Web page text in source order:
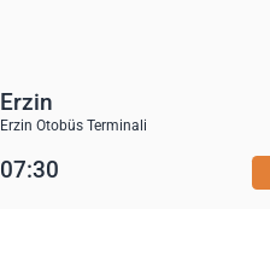
Erzin
Erzin Otobüs Terminali
07:30